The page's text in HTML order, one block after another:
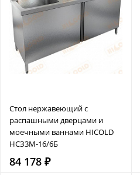
Стол нержавеющий с
распашными дверцами и
моечными ваннами HICOLD
НСЗ3М-16/6Б
84 178 ₽